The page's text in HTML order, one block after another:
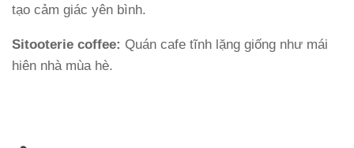
tạo cảm giác yên bình.
Sitooterie coffee: Quán cafe tĩnh lặng giống như mái
hiên nhà mùa hè.